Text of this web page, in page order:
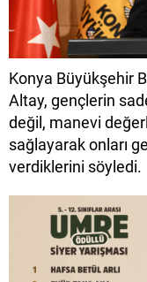
Konya Büyükşehir
Altay, gençlerin
değil, manevi
sağlayarak onları
verdiklerini söyledi.